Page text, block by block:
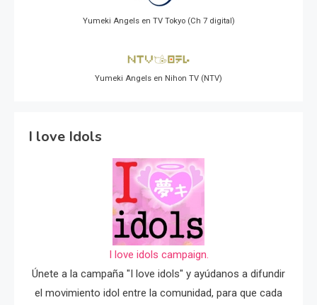
Yumeki Angels en TV Tokyo (Ch 7 digital)
Yumeki Angels en Nihon TV (NTV)
I love Idols
I love idols campaign.
Únete a la campaña "I love idols" y ayúdanos a difundir
el movimiento idol entre la comunidad, para que cada